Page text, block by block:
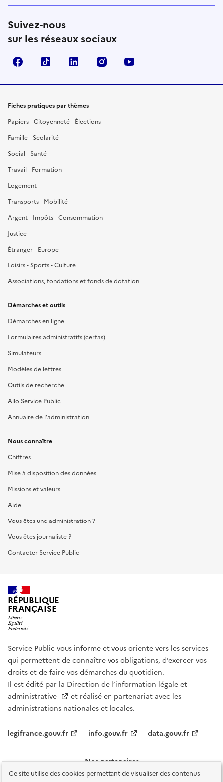
Ce site utilise des cookies permettant de visualiser des contenus
Suivez-nous
sur les réseaux sociaux
FacebookTikTok LinkedIn Instagram
Fiches pratiques par thèmes
Papiers - Citoyenneté - Élections
Famille - Scolarité
Social - Santé
Travail - Formation
Logement
Transports - Mobilité
Argent - Impôts - Consommation
Justice
Étranger - Europe
Loisirs - Sports - Culture
Associations, fondations et fonds de dotation
Démarches et outils
Démarches en ligne
Formulaires administratifs (cerfas)
Simulateurs
Modèles de lettres
Outils de recherche
Allo Service Public
Annuaire de l'administration
Nous connaître
Chiffres
Mise à disposition des données
Missions et valeurs
Aide
Vous êtes une administration ?
Vous êtes journaliste ?
Contacter Service Public
RÉPUBLIQUE
FRANÇAISE
Service Public vous informe et vous oriente vers les services
qui permettent de connaître vos obligations, d’exercer vos
droits et de faire vos démarches du quotidien.
Il est édité par la Direction de l’information légale et
administrative
et réalisé en partenariat avec les
administrations nationales et locales.
legifrance.gouv.fr info.gouv.fr data.gouv.fr
Nos partenaires